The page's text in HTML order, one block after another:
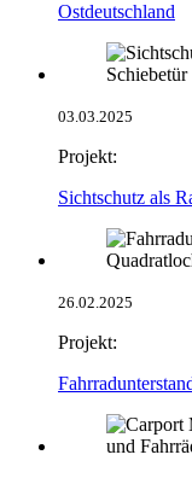
Ostdeutschland
03.03.2025
Projekt:
Sichtschutz als
26.02.2025
Projekt: